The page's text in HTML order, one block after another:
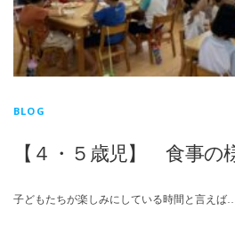
BLOG
【４・５歳児】 食事の
子どもたちが楽しみにしている時間と言えば